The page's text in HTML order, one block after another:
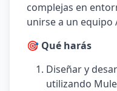
complejas en
unirse a un equipo
🎯 Qué harás
Diseñar y
utilizando